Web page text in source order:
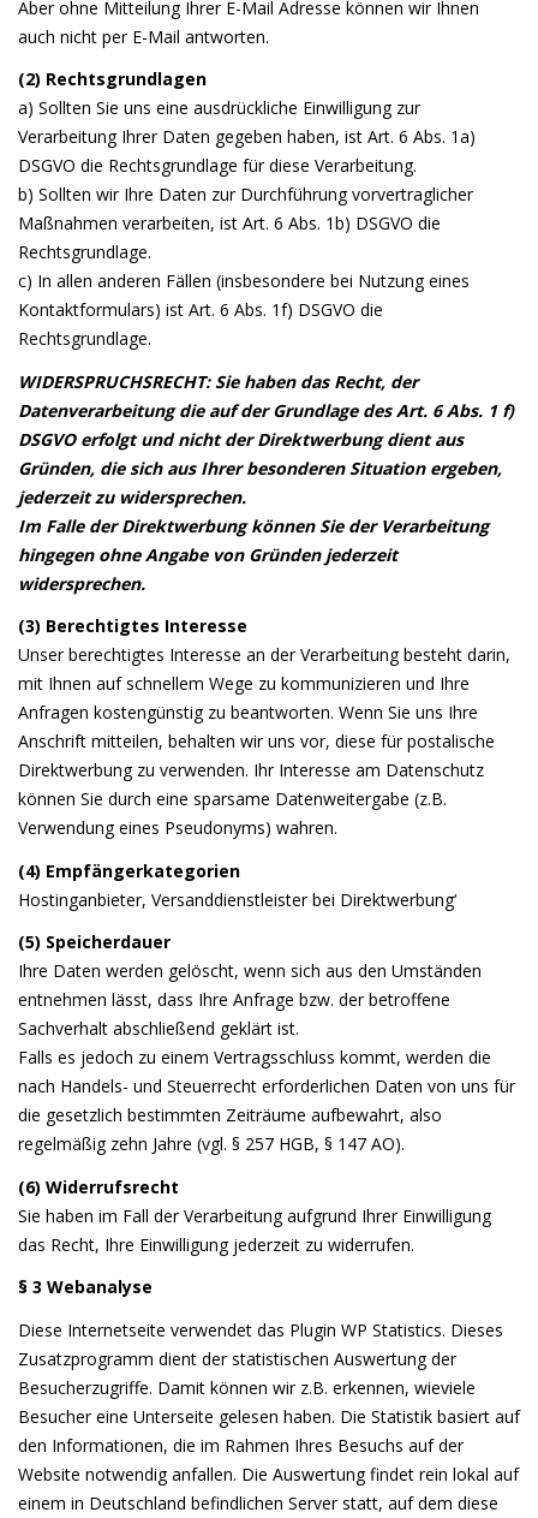
Aber ohne Mitteilung Ihrer E-Mail Adresse können wir Ihnen
auch nicht per E-Mail antworten.
(2) Rechtsgrundlagen
a) Sollten Sie uns eine ausdrückliche Einwilligung zur
Verarbeitung Ihrer Daten gegeben haben, ist Art. 6 Abs. 1a)
DSGVO die Rechtsgrundlage für diese Verarbeitung.
b) Sollten wir Ihre Daten zur Durchführung vorvertraglicher
Maßnahmen verarbeiten, ist Art. 6 Abs. 1b) DSGVO die
Rechtsgrundlage.
c) In allen anderen Fällen (insbesondere bei Nutzung eines
Kontaktformulars) ist Art. 6 Abs. 1f) DSGVO die
Rechtsgrundlage.
WIDERSPRUCHSRECHT: Sie haben das Recht, der
Datenverarbeitung die auf der Grundlage des Art. 6 Abs. 1 f)
DSGVO erfolgt und nicht der Direktwerbung dient aus
Gründen, die sich aus Ihrer besonderen Situation ergeben,
jederzeit zu widersprechen.
Im Falle der Direktwerbung können Sie der Verarbeitung
hingegen ohne Angabe von Gründen jederzeit
widersprechen.
(3) Berechtigtes Interesse
Unser berechtigtes Interesse an der Verarbeitung besteht darin,
mit Ihnen auf schnellem Wege zu kommunizieren und Ihre
Anfragen kostengünstig zu beantworten. Wenn Sie uns Ihre
Anschrift mitteilen, behalten wir uns vor, diese für postalische
Direktwerbung zu verwenden. Ihr Interesse am Datenschutz
können Sie durch eine sparsame Datenweitergabe (z.B.
Verwendung eines Pseudonyms) wahren.
(4) Empfängerkategorien
Hostinganbieter, Versanddienstleister bei Direktwerbung‘
(5) Speicherdauer
Ihre Daten werden gelöscht, wenn sich aus den Umständen
entnehmen lässt, dass Ihre Anfrage bzw. der betroffene
Sachverhalt abschließend geklärt ist.
Falls es jedoch zu einem Vertragsschluss kommt, werden die
nach Handels- und Steuerrecht erforderlichen Daten von uns für
die gesetzlich bestimmten Zeiträume aufbewahrt, also
regelmäßig zehn Jahre (vgl. § 257 HGB, § 147 AO).
(6) Widerrufsrecht
Sie haben im Fall der Verarbeitung aufgrund Ihrer Einwilligung
das Recht, Ihre Einwilligung jederzeit zu widerrufen.
§ 3 Webanalyse
Diese Internetseite verwendet das Plugin WP Statistics. Dieses
Zusatzprogramm dient der statistischen Auswertung der
Besucherzugriffe. Damit können wir z.B. erkennen, wieviele
Besucher eine Unterseite gelesen haben. Die Statistik basiert auf
den Informationen, die im Rahmen Ihres Besuchs auf der
Website notwendig anfallen. Die Auswertung findet rein lokal auf
einem in Deutschland befindlichen Server statt, auf dem diese